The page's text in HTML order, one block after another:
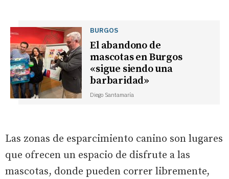
BURGOS
El abandono de
mascotas en Burgos
«sigue siendo una
barbaridad»
Diego Santamaría
Las zonas de esparcimiento canino son lugares
que ofrecen un espacio de disfrute a las
mascotas, donde pueden correr libremente,